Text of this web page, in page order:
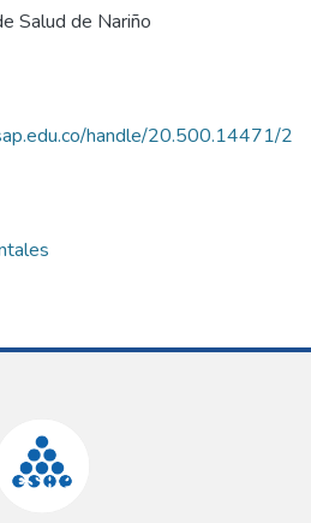
Salud de Nariño
handle/20.500.14471/2